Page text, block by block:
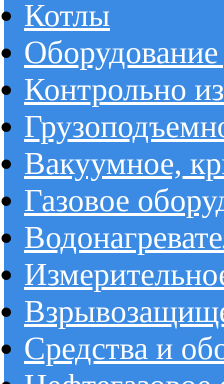
Котлы
Контрольно
Вакуумное,
Газовое
Средства и